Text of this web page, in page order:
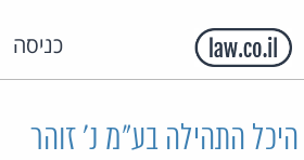
כניסה
07 גלורי היכל התהילה בע"מ נ' זוהר